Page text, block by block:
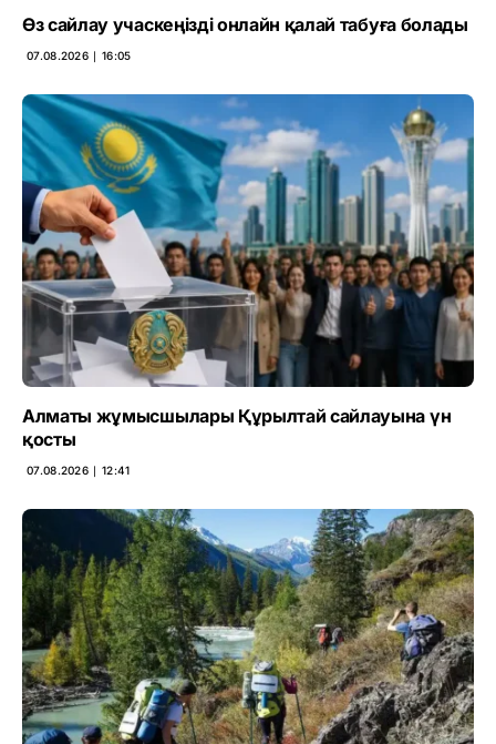
Өз сайлау учаскеңізді онлайн қалай табуға болады
07.08.2026 ∣ 16:05
Алматы жұмысшылары Құрылтай сайлауына үн
қосты
07.08.2026 ∣ 12:41